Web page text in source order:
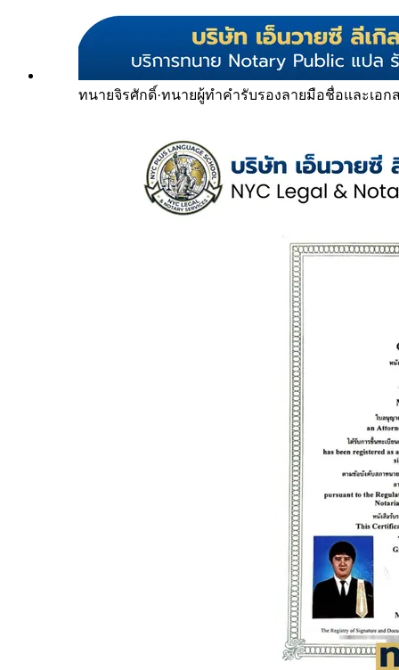
ทนายจิรศักดิ์·ทนายผู้ทำคำรับรองลายมือชื่อและเอก